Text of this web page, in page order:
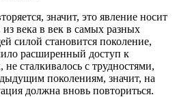
значит, это явление носит
века в век в самых разных
силой становится поколение,
расширенный доступ к
сталкивалось с трудностями,
поколениям, значит, на
должна вновь повториться.